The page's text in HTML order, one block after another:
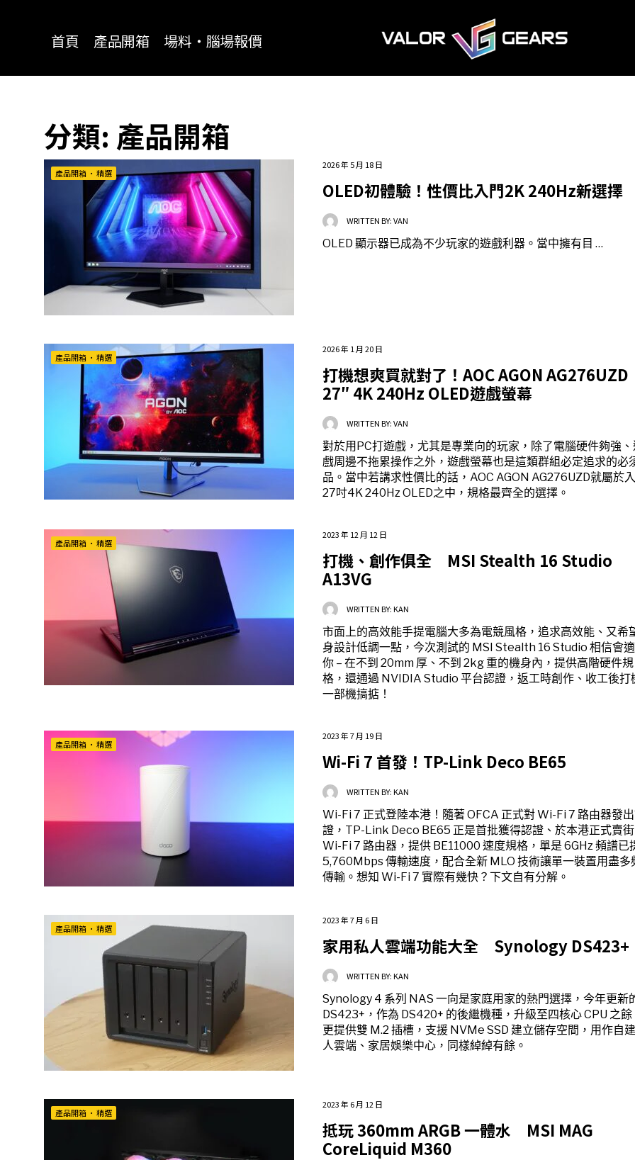
首頁 產品開箱 場料‧腦場報價
分類: 產品開箱
產品開箱 • 精選
2026 年 5 月 18 日
OLED初體驗！性價比入門2K 240Hz新選擇
WRITTEN BY:VAN
OLED 顯示器已成為不少玩家的遊戲利器。當中擁有目 …
產品開箱 • 精選
2026 年 1 月 20 日
打機想爽買就對了！AOC AGON AG276UZD
27″ 4K 240Hz OLED遊戲螢幕
WRITTEN BY:VAN
對於用PC打遊戲，尤其是專業向的玩家，除了電腦硬件夠強
戲周邊不拖累操作之外，遊戲螢幕也是這類群組必定追求的必
品。當中若講求性價比的話，AOC AGON AG276UZD就屬於
27吋4K 240Hz OLED之中，規格最齊全的選擇。
產品開箱 • 精選
2023 年 12 月 12 日
打機、創作俱全 MSI Stealth 16 Studio
A13VG
WRITTEN BY:KAN
市面上的高效能手提電腦大多為電競風格，追求高效能、又希
身設計低調一點，今次測試的 MSI Stealth 16 Studio 相信會
你 – 在不到 20mm 厚、不到 2kg 重的機身內，提供高階硬件規
格，還通過 NVIDIA Studio 平台認證，返工時創作、收工後打
一部機搞掂！
產品開箱 • 精選
2023 年 7 月 19 日
Wi-Fi 7 首發！TP-Link Deco BE65
WRITTEN BY:KAN
Wi-Fi 7 正式登陸本港！隨著 OFCA 正式對 Wi-Fi 7 路由器發
證，TP-Link Deco BE65 正是首批獲得認證、於本港正式賣
Wi-Fi 7 路由器，提供 BE11000 速度規格，單是 6GHz 頻譜已
5,760Mbps 傳輸速度，配合全新 MLO 技術讓單一裝置用盡多
傳輸。想知 Wi-Fi 7 實際有幾快？下文自有分解。
產品開箱 • 精選
2023 年 7 月 6 日
家用私人雲端功能大全 Synology DS423+
WRITTEN BY:KAN
Synology 4 系列 NAS 一向是家庭用家的熱門選擇，今年更新
DS423+，作為 DS420+ 的後繼機種，升級至四核心 CPU 之餘
更提供雙 M.2 插槽，支援 NVMe SSD 建立儲存空間，用作自
人雲端、家居娛樂中心，同樣綽綽有餘。
產品開箱 • 精選
2023 年 6 月 12 日
抵玩 360mm ARGB 一體水 MSI MAG
CoreLiquid M360